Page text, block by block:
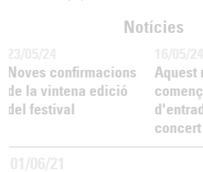
Notícies
Noves confirmacions
de la vintena edició
del festival
Aquest